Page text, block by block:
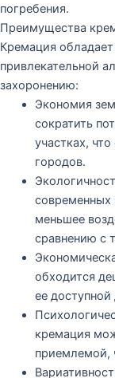
погребения.
Преимущества
Кремация
привлекательной
захоронению:
Экономия
сократить
участках,
городов.
современных
меньшее
сравнению с
обходится
ее
кремация
приемлемой,